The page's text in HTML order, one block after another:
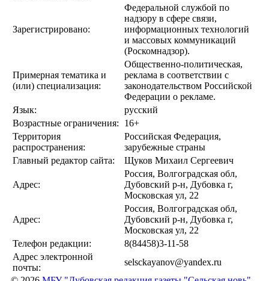
Зарегистрировано:
Федеральной службой по
надзору в сфере связи,
информационных технологий
и массовых коммуникаций
(Роскомнадзор).
Примерная тематика и
(или) специализация:
Общественно-политическая,
реклама в соответствии с
законодательством Российской
Федерации о рекламе.
Язык:
русский
Возрастные ограничения:
16+
Территория
распространения:
Российская Федерация,
зарубежные страны
Главный редактор сайта:
Щуков Михаил Сергеевич
Адрес:
Россия, Волгоградская обл,
Дубовский р-н, Дубовка г,
Московская ул, 22
Адрес:
Россия, Волгоградская обл,
Дубовский р-н, Дубовка г,
Московская ул, 22
Телефон редакции:
8(84458)3-11-58
Адрес электронной
почты:
selsckayanov@yandex.ru